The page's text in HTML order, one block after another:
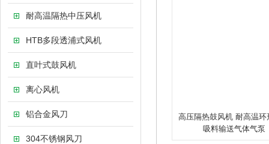
耐高温隔热中压风机
HTB多段透浦式风机
直叶式鼓风机
离心风机
铝合金风刀
304不锈钢风刀
高压隔热鼓风机 耐高温环
吸料输送气体气泵